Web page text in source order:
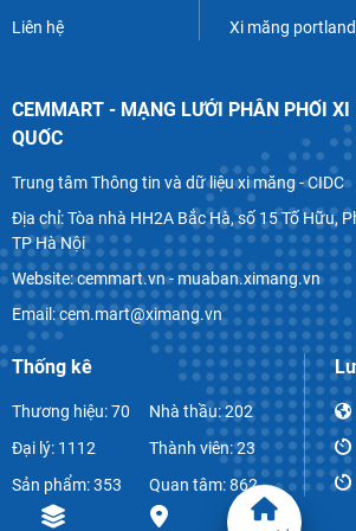
Liên hệ Xi măng portland
CEMMART - MẠNG LƯỚI PHÂN PHỐI
QUỐC
Trung tâm Thông tin và dữ liệu xi măng - CIDC
Địa chỉ: Tòa nhà HH2A Bắc Hà, số 15 Tố Hữu,
TP Hà Nội
Website: cemmart.vn - muaban.ximang.vn
Email: cem.mart@ximang.vn
Thống kê
Thương hiệu: 70
Đại lý: 1112
Sản phẩm: 353
Bài viết: 1068
Nhà thầu: 202
Thành viên: 23
Quan tâm: 862
Bình luận: 52